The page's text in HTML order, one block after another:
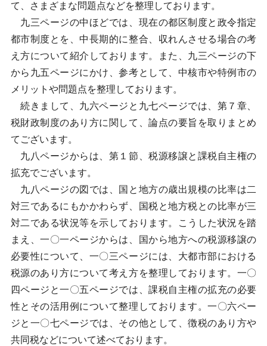
て、さまざまな問題点などを整理しております。
九三ページの中ほどでは、現在の都区制度と政令指定
都市制度とを、中長期的に整合、収れんさせる場合の考
え方について紹介しております。また、九三ページの下
から九五ページにかけ、参考として、中核市や特例市の
メリットや問題点を整理しております。
続きまして、九六ページと九七ページでは、第７章、
税財政制度のあり方に関して、論点の要旨を取りまとめ
てございます。
九八ページからは、第１節、税源移譲と課税自主権の
拡充でございます。
九八ページの図では、国と地方の歳出規模の比率は二
対三であるにもかかわらず、国税と地方税との比率が三
対二である状況等を示しております。こうした状況を踏
まえ、一〇一ページからは、国から地方への税源移譲の
必要性について、一〇三ページには、大都市部における
税源のあり方について考え方を整理しております。一〇
四ページと一〇五ページでは、課税自主権の拡充の必要
性とその活用例について整理しております。一〇六ペー
ジと一〇七ページでは、その他として、徴税のあり方や
共同税などについて述べております。